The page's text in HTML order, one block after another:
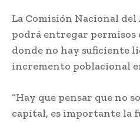
La Comisión Nacional del
podrá entregar permisos
donde no hay suficiente
incremento poblacional
“Hay que pensar que no
capital, es importante la